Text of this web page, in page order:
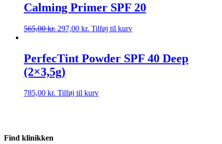
Calming Primer SPF 20
565,00kr. 297,00 kr. Tilføj til kurv
PerfecTint Powder SPF 40 Deep
(2×3,5g)
785,00 kr. Tilføj til kurv
Find klinikken